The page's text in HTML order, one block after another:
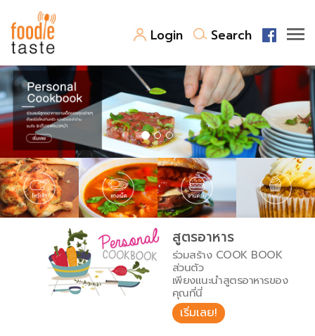
Login Search
สูตรอาหาร
สูตรอาหารล่าสุด
Top Foodie
พาไปชิม
สารพันก้นครัว
เคล็ดลับน่ารู้
เปรียบเทียบหน่วยการตวง
เปรียบเทียบอุณหภูมิ
เปรียบเทียบน้ำหนักวัตถุดิบ
FoodPedia
สร้าง Cookbook
สูตรอาหาร
ร่วมสร้าง COOK BOOK
ส่วนตัว
เพียงแนะนำสูตรอาหารของ
คุณที่นี่
เริ่มเลย!